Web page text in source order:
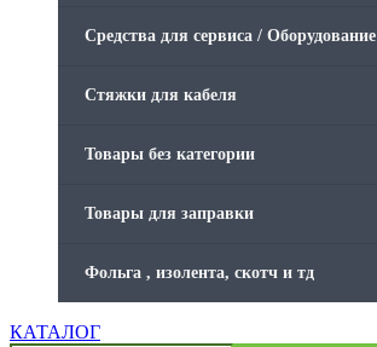
Средства для сервиса / Оборудование
Стяжки для кабеля
Товары без категории
Товары для заправки
Фольга , изолента, скотч и тд
КАТАЛОГ